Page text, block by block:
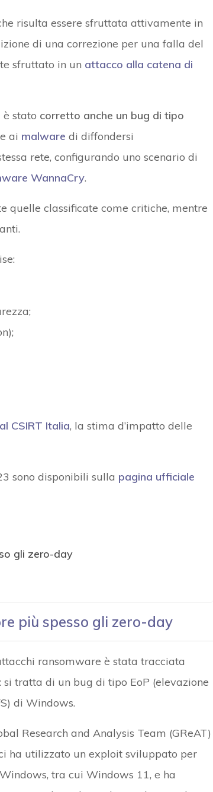
risulta essere sfruttata attivamente in
di una correzione per una falla del
sfruttato in un attacco alla catena di
stato corretto anche un bug di tipo
ai malware di diffondersi
rete, configurando uno scenario di
WannaCry.
quelle classificate come critiche, mentre
CSIRT Italia, la stima d’impatto delle
sono disponibili sulla pagina ufficiale
gli zero-day
più spesso gli zero-day
ransomware è stata tracciata
si tratta di un bug di tipo EoP (elevazione
di Windows.
Research and Analysis Team (GReAT)
ha utilizzato un exploit sviluppato per
tra cui Windows 11, e ha